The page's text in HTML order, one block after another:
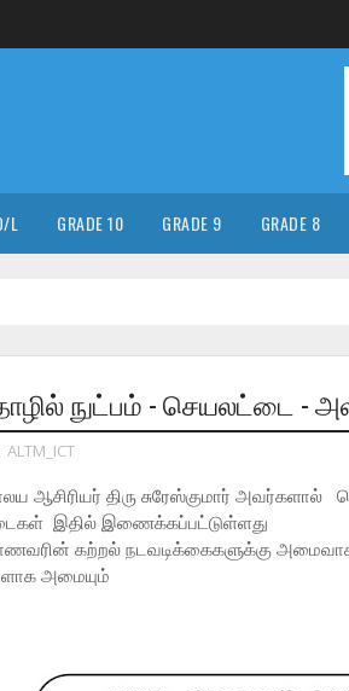
L GRADE 10 GRADE 9 GRADE 8
நுட்பம் - செயலட்டை -
ALTM_ICT
ஆசிரியர் திரு சுரேஸ்குமார்
இதில் இணைக்கப்பட்டுள்ளது
கற்றல் நடவடிக்கைகளுக்கு அமைவாக
அமையும்